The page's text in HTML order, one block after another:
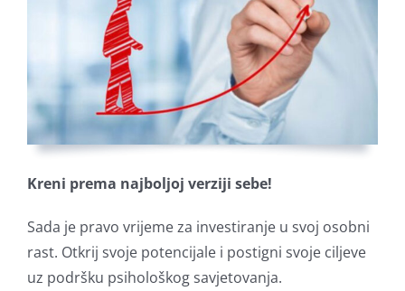
Kreni prema najboljoj verziji sebe!
Sada je pravo vrijeme za investiranje u svoj osobni
rast. Otkrij svoje potencijale i postigni svoje ciljeve
uz podršku psihološkog savjetovanja.